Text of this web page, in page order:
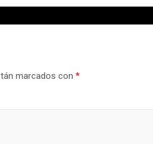
marcados con*